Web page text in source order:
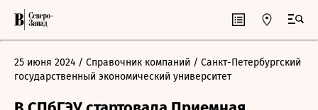
25 июня 2024 / Справочник компаний / Санкт-Петербургский
государственный экономический университет